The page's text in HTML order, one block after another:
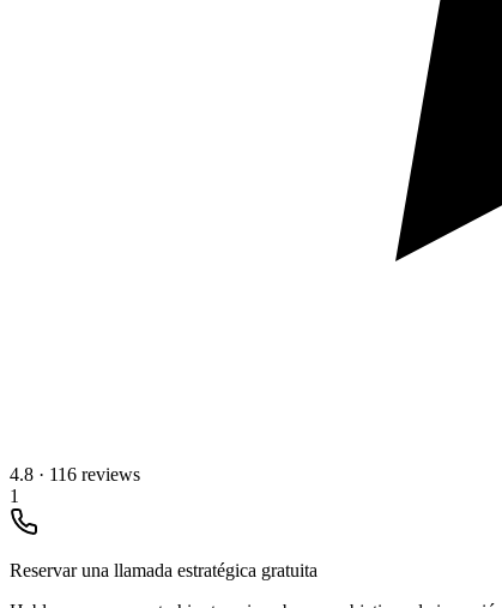
4.8 · 116 reviews
1
Reservar una llamada estratégica gratuita